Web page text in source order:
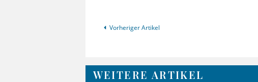
Vorheriger Artikel
WEITERE ARTIKEL